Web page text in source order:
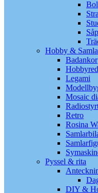
Hobby &
Badankor
Legami
Mosaic
Retro
Rosina
Pyssel & rita
DIY &